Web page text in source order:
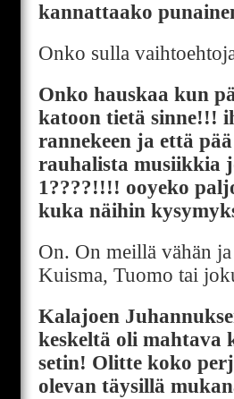
kannattaako
Onko sulla
Onko hauskaa kun
katoon tietä sinne!!!
rannekeen ja että
rauhalista musiikkia
1????!!!! ooyeko
kuka näihin
On. On meillä vähän
Kuisma, Tuomo tai
Kalajoen
keskeltä oli mahtava
setin! Olitte koko
olevan täysillä